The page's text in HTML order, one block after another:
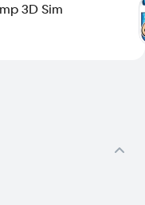
3D Sim